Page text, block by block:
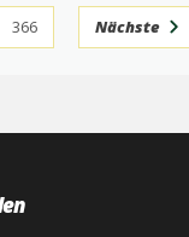
366 Nächste